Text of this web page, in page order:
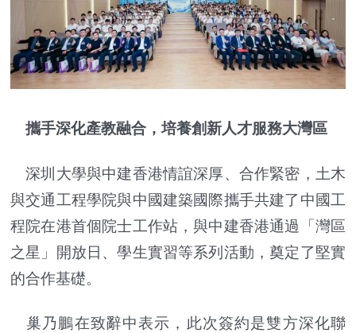
攜手深化產教融合，培養創新人才服務大灣區
深圳大學與中建香港情誼深厚、合作緊密，土木
與交通工程學院與中國建築國際攜手共建了中國工
程院在港首個院士工作站，與中建香港通過「灣區
之星」開放日、學生實習等系列活動，奠定了堅實
的合作基礎。
巢乃鵬在致辭中表示，此次簽約是雙方深化聯